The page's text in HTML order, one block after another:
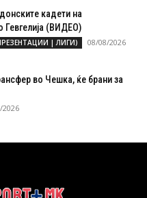
кадети на
Гевгелија (ВИДЕО)
| ЛИГИ) 08/08/2026
во Чешка, ќе брани за
2026